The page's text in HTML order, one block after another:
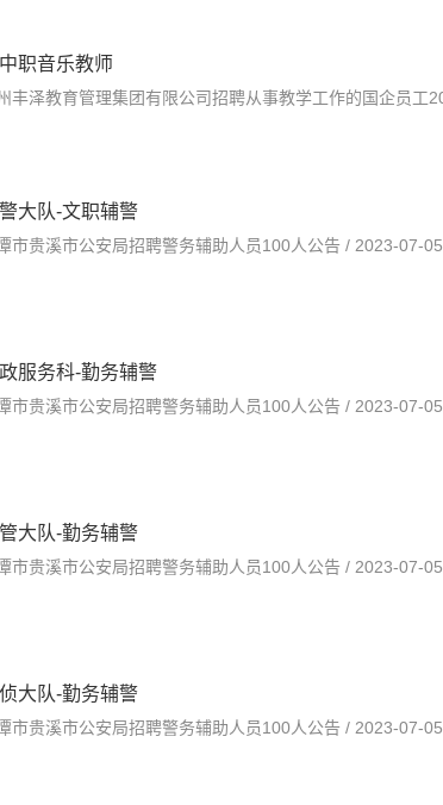
职音乐教师
大队-文职辅警
市贵溪市公安局招聘警务辅助人员100人公告 / 2023-07-05
服务科-勤务辅警
市贵溪市公安局招聘警务辅助人员100人公告 / 2023-07-05
大队-勤务辅警
市贵溪市公安局招聘警务辅助人员100人公告 / 2023-07-05
大队-勤务辅警
市贵溪市公安局招聘警务辅助人员100人公告 / 2023-07-05